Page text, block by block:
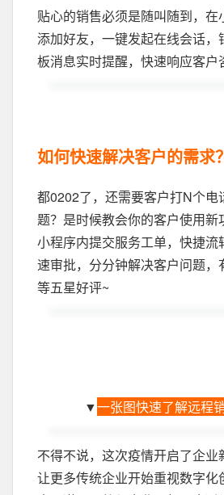
贴心的销售必须是随叫随到，在
添加好友，一键发起在线会话，
板消息实时提醒，快速响应客户
如何快速解决客户的需求？
都0202了，还需要客户打N个电
题？是时候教会你的客户使用新
小程序内提交服务工单，快捷流
速审批，分分钟解决客户问题，
等五星好评~
▼一张图快速了解远程
不得不说，这次疫情开启了企业
让更多传统企业开始重视数字化